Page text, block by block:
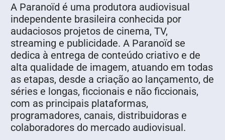
A Paranoïd é uma produtora audiovisual
independente brasileira conhecida por
audaciosos projetos de cinema, TV,
streaming e publicidade. A Paranoïd se
dedica à entrega de conteúdo criativo e de
alta qualidade de imagem, atuando em todas
as etapas, desde a criação ao lançamento, de
séries e longas, ficcionais e não ficcionais,
com as principais plataformas,
programadores, canais, distribuidoras e
colaboradores do mercado audiovisual.